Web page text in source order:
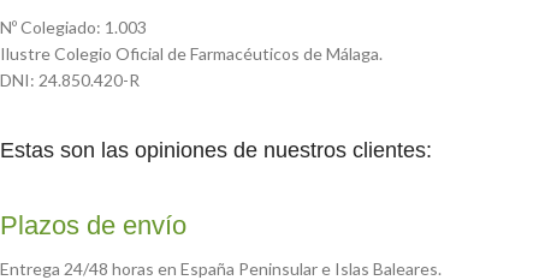
Nº Colegiado: 1.003
Ilustre Colegio Oficial de Farmacéuticos de Málaga.
DNI: 24.850.420-R
Estas son las opiniones de nuestros clientes:
Plazos de envío
Entrega 24/48 horas en España Peninsular e Islas Baleares.